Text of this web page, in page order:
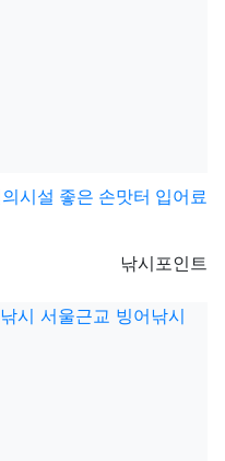
시설 좋은 손맛터 입어료
등록자
낚시포인트